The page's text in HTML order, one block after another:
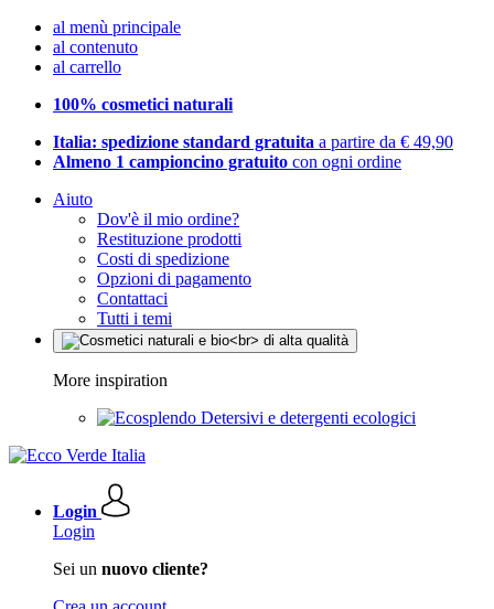
al menù principale
al contenuto
al carrello
100% cosmetici naturali
Italia: spedizione standard gratuita a partire da € 49,90
Almeno 1 campioncino gratuito con ogni ordine
Aiuto
Dov'è il mio ordine?
Restituzione prodotti
Costi di spedizione
Opzioni di pagamento
Contattaci
Tutti i temi
More inspiration
Detersivi e detergenti ecologici
Login
Login
Sei un nuovo cliente?